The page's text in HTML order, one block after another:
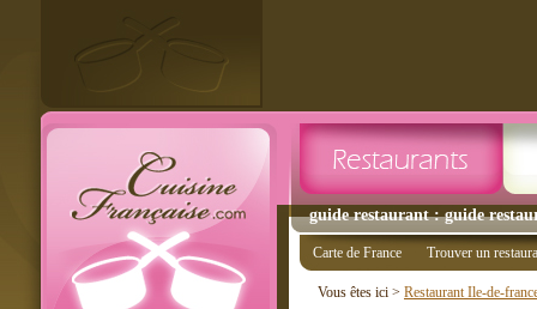
guide restaurant : guide
Carte de France Trouver un
Vous êtes ici > Restaurant Ile-de-